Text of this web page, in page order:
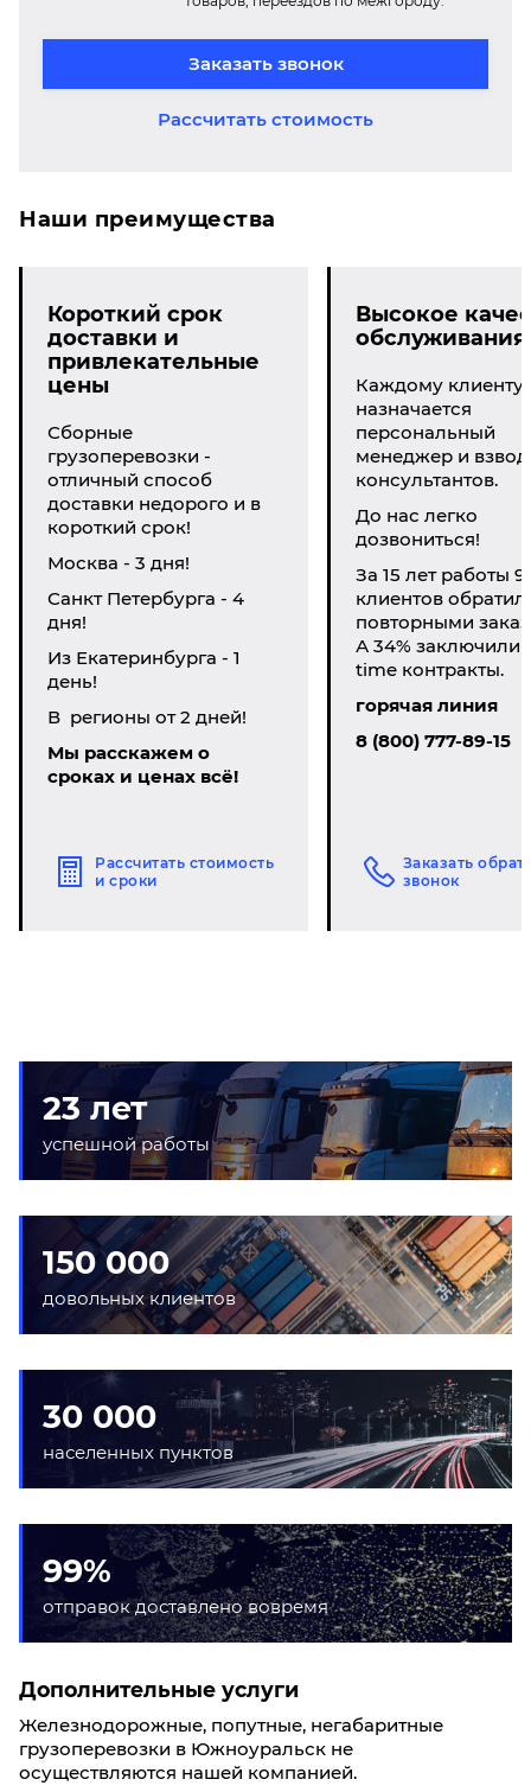
Заказать звонок
Рассчитать стоимость
Наши преимущества
Короткий срок
доставки и
привлекательные
цены
Сборные
грузоперевозки -
отличный способ
доставки недорого и в
короткий срок!
Москва - 3 дня!
Санкт Петербурга - 4
дня!
Из Екатеринбурга - 1
день!
В регионы от 2 дней!
Мы расскажем о
сроках и ценах всё!
Рассчитать стоимость
и сроки
Высокое
обслуживания
Каждому клиенту
назначается
персональный
менеджер и взвод
консультантов.
До нас легко
дозвониться!
За 15 лет работы
клиентов
повторными
А 34% заключили
time контракты.
горячая линия
8 (800) 777-89-15
Заказать
звонок
23 лет
успешной работы
150 000
довольных клиентов
30 000
населенных пунктов
99%
отправок доставлено вовремя
Дополнительные услуги
Железнодорожные, попутные, негабаритные
грузоперевозки в Южноуральск не
осуществляются нашей компанией.